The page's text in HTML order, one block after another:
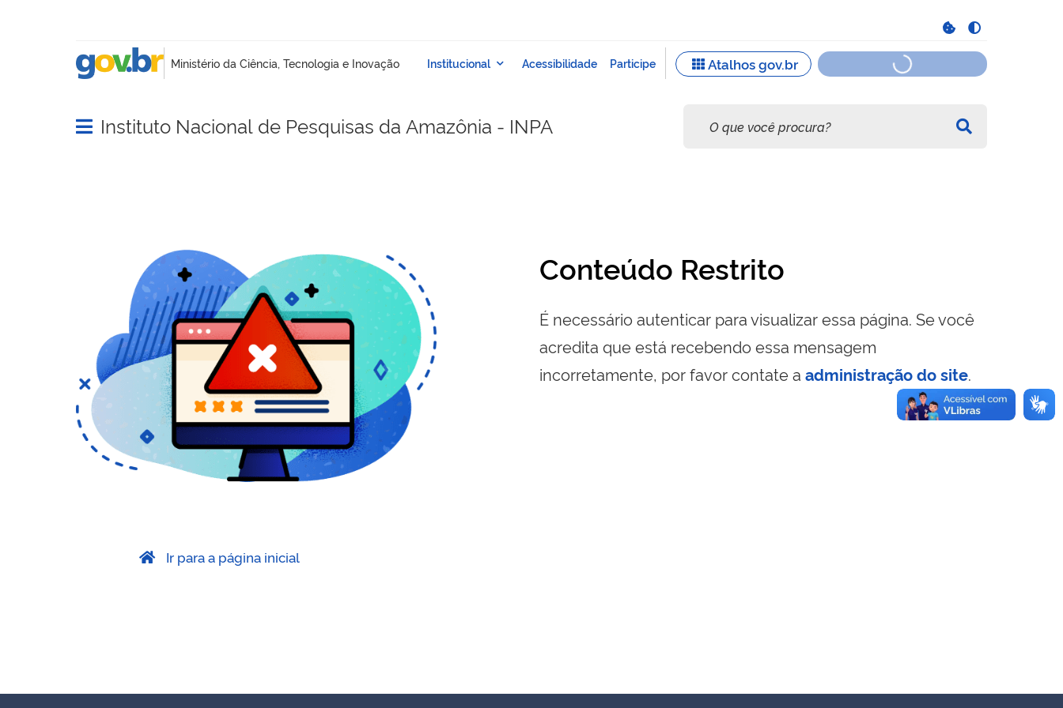
Abrir menu principal de navegação
Instituto Nacional de Pesquisas da Amazônia - INPA
Conteúdo Restrito
É necessário autenticar para visualizar essa página. Se você
acredita que está recebendo essa mensagem
incorretamente, por favor contate a administração do site.
Ir para a página inicial